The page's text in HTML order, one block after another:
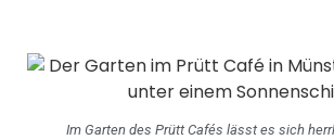
Im Garten des Prütt Cafés lässt es sich